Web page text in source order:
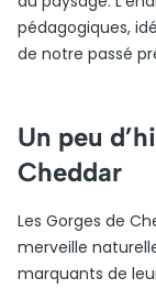
pédagogiques,
de notre passé
Un peu
Cheddar
Les Gorges de
merveille
marquants de